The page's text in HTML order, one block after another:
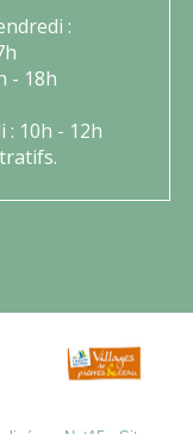
:
- 18h
: 10h - 12h